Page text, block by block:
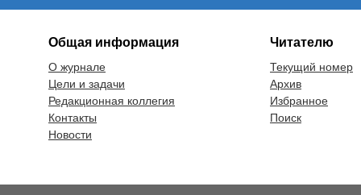
Общая информация
О журнале
Цели и задачи
Редакционная коллегия
Контакты
Новости
Читателю
Текущий номер
Архив
Избранное
Поиск